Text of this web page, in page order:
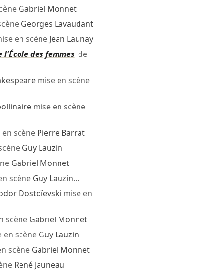
Gabriel Monnet
Georges Lavaudant
en scène Jean Launay
des femmes de
mise en scène
mise en scène
en scène Pierre Barrat
Guy Lauzin
Gabriel Monnet
scène Guy Lauzin…
Dostoïevski mise en
scène Gabriel Monnet
en scène Guy Lauzin
scène Gabriel Monnet
René Jauneau